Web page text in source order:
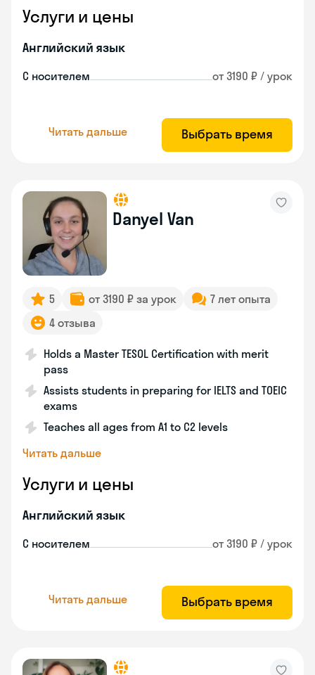
Услуги и цены
Английский язык
С носителем от 3190 ₽ / урок
Читать дальше Выбрать время
Danyel Van
5 от 3190 ₽ за урок
7 лет опыта
4 отзыва
Holds a Master TESOL Certification with merit
pass
Assists students in preparing for IELTS and TOEIC
exams
Teaches all ages from A1 to C2 levels
Читать дальше
Услуги и цены
Английский язык
С носителем от 3190 ₽ / урок
Читать дальше Выбрать время